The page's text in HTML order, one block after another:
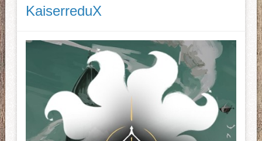
KaiserreduX